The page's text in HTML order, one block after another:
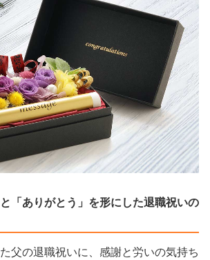
と「ありがとう」を形にした退職祝いの
父の退職祝いに、感謝と労いの気持ち